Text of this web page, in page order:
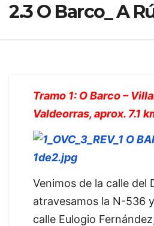
2.3 O Barco_ A
Tramo 1: O Barco –
Valdeorras, aprox. 7.1
Venimos de la calle del
atravesamos la N-536
calle Eulogio